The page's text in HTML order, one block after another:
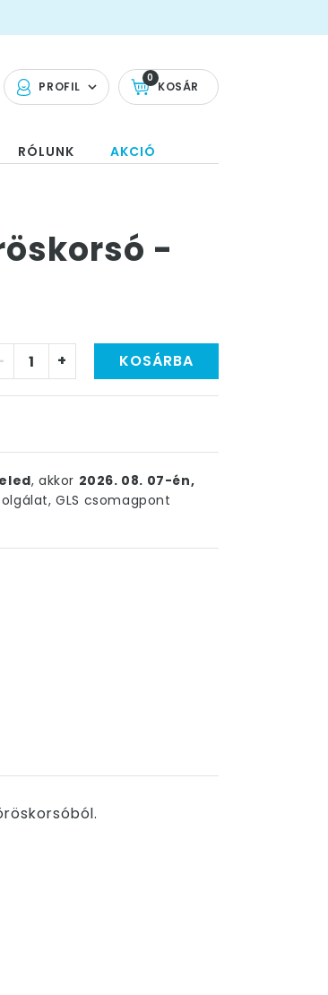
PROFIL KOSÁR
0
RÓLUNK AKCIÓ
-
+ KOSÁRBA
, akkor 2026. 08. 07-én,
GLS csomagpont